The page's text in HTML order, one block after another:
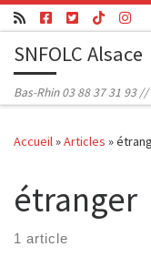
Passer au contenu
SNFOLC Alsace
Bas-Rhin 03 88 37 31 93
Accueil»Articles »
étranger
1 article